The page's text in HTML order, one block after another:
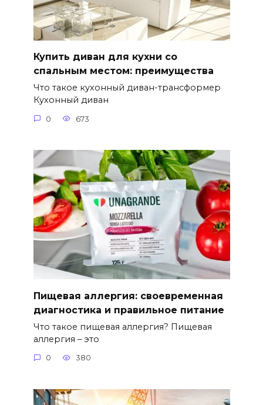
Купить диван для кухни со
спальным местом: преимущества
Что такое кухонный диван-трансформер
Кухонный диван
0 673
Пищевая аллергия: своевременная
диагностика и правильное питание
Что такое пищевая аллергия? Пищевая
аллергия – это
0 380